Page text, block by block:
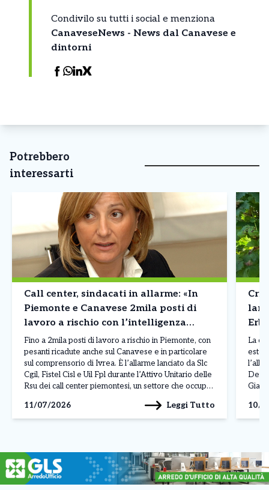
Condivilo su tutti i social e menziona
CanaveseNews - News dal Canavese e
dintorni
Potrebbero
interessarti
Call center, sindacati in allarme: «In
Piemonte e Canavese 2mila posti di
lavoro a rischio con l’intelligenza
artificiale»
Fino a 2mila posti di lavoro a rischio in Piemonte, con
pesanti ricadute anche sul Canavese e in particolare
sul comprensorio di Ivrea. È l’allarme lanciato da Slc
Cgil, Fistel Cisl e Uil Fpl durante l’Attivo Unitario delle
Rsu dei call center piemontesi, un settore che occupa
11/07/2026
Leggi Tutto
La
10/